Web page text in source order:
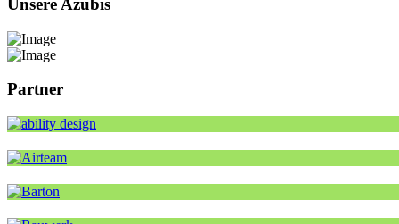
Unsere Azubis
Partner